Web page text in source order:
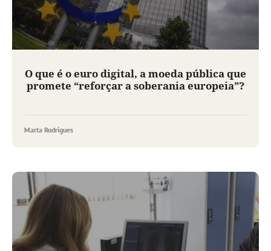
O que é o euro digital, a moeda pública que
promete “reforçar a soberania europeia”?
Marta Rodrigues